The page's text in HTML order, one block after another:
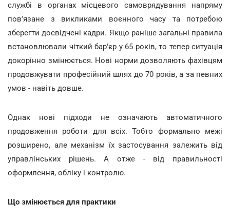
службі в органах місцевого самоврядування напряму
пов'язане з викликами воєнного часу та потребою
зберегти досвідчені кадри. Якщо раніше загальні правила
встановлювали чіткий бар'єр у 65 років, то тепер ситуація
докорінно змінюється. Нові норми дозволяють фахівцям
продовжувати професійний шлях до 70 років, а за певних
умов - навіть довше.
Однак нові підходи не означають автоматичного
продовження роботи для всіх. Тобто формально межі
розширено, але механізм їх застосування залежить від
управлінських рішень. А отже - від правильності
оформлення, обліку і контролю.
Що змінюється для практики